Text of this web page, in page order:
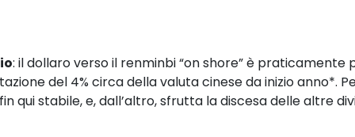
: il dollaro verso il renminbi “on shore” è praticamente
del 4% circa della valuta cinese da inizio anno*.
qui stabile, e, dall’altro, sfrutta la discesa delle altre